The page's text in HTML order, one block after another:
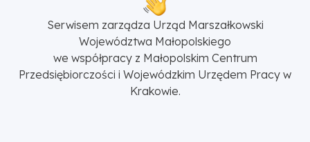
Serwisem zarządza Urząd Marszałkowski
Województwa Małopolskiego
we współpracy z Małopolskim Centrum
Przedsiębiorczości i Wojewódzkim Urzędem Pracy w
Krakowie.